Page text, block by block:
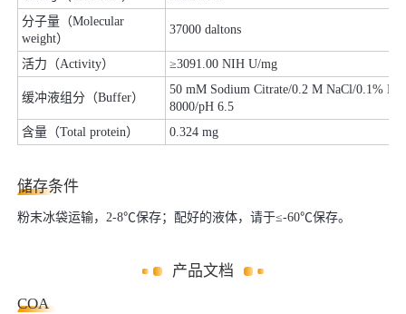
分子量（Molecular
weight）
37000 daltons
活力（Activity） ≥3091.00 NIH U/mg
缓冲液组分（Buffer）
50 mM Sodium Citrate/0.2 M NaCl/0.1%
8000/pH 6.5
含量（Total protein）
0.324 mg
储存条件
粉末冰袋运输，2-8℃保存；配好的液体，请于≤-60℃保存。
产品文档
COA